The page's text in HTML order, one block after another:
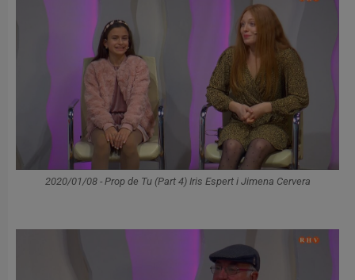
2020/01/08 - Prop de Tu (Part 4) Iris Espert i Jimena Cervera